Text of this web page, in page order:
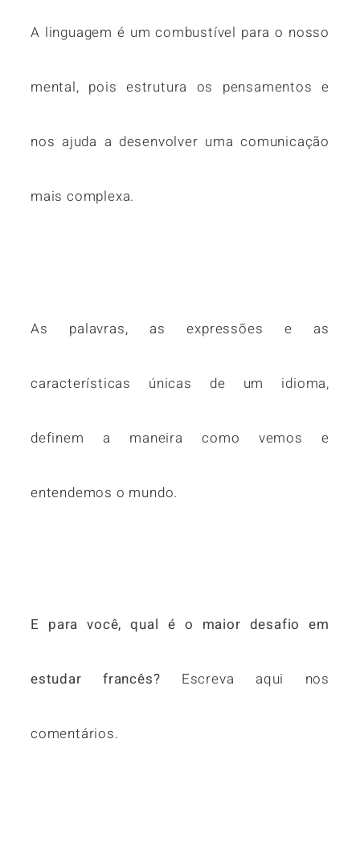
A linguagem é um combustível para o nosso
mental, pois estrutura os pensamentos e
nos ajuda a desenvolver uma comunicação
mais complexa.
As palavras, as expressões e as
características únicas de um idioma,
definem a maneira como vemos e
entendemos o mundo.
E para você, qual é o maior desafio em
estudar francês? Escreva aqui nos
comentários.